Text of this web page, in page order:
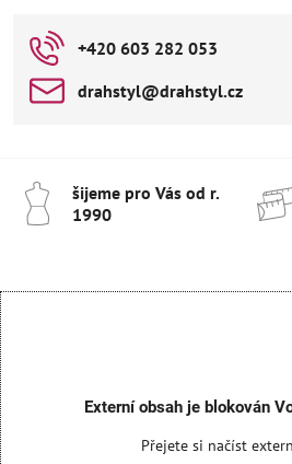
+420 603 282 053
drahstyl​@drahstyl​.cz
šijeme pro Vás od r​.
1990
Externí obsah je blokován
Přejete si načíst